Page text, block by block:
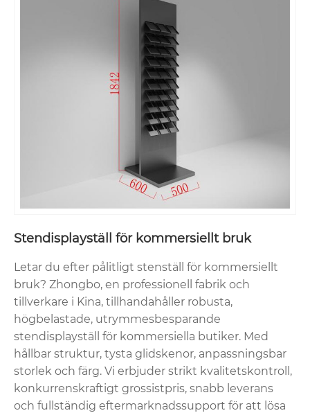
Stendisplayställ för kommersiellt bruk
Letar du efter pålitligt stenställ för kommersiellt
bruk? Zhongbo, en professionell fabrik och
tillverkare i Kina, tillhandahåller robusta,
högbelastade, utrymmesbesparande
stendisplayställ för kommersiella butiker. Med
hållbar struktur, tysta glidskenor, anpassningsbar
storlek och färg. Vi erbjuder strikt kvalitetskontroll,
konkurrenskraftigt grossistpris, snabb leverans
och fullständig eftermarknadssupport för att lösa